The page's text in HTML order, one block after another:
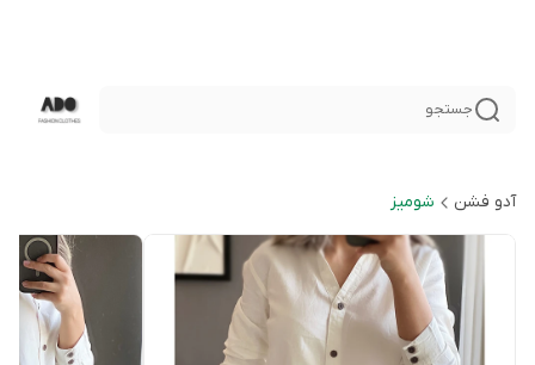
جستجو
آدو فشن شوميز